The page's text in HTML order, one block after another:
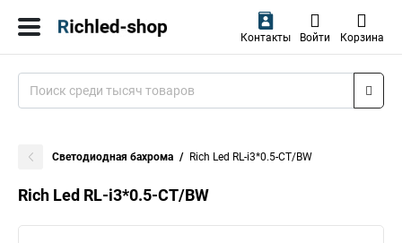
Контакты Войти Корзина
Светодиодная бахрома Rich Led RL-i3*0.5-CT/BW
Rich Led RL-i3*0.5-CT/BW